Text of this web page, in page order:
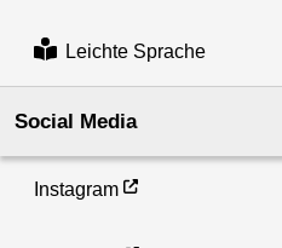
Leichte Sprache
Social Media
Instagram